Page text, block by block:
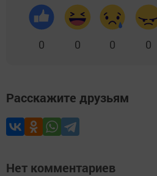
0 0 0 0
Расскажите друзьям
Нет комментариев